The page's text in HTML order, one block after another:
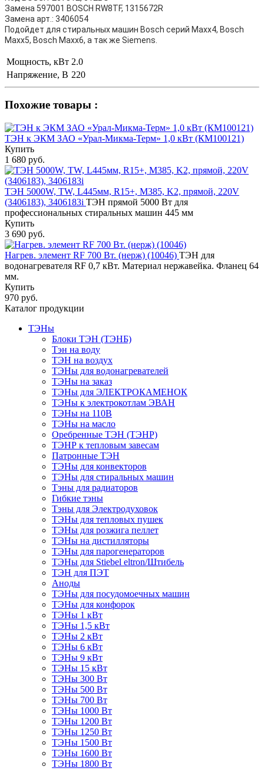
Замена 597001 BOSCH RW8TF, 1315672R
Замена арт.: 3406054
Подойдет для стиральных машин Bosch серий Maxx4, Bosch
Maxx5, Bosch Maxx6, а так же Siemens.
Мощность, кВт 2.0
Напряжение, В 220
Похожие товары :
ТЭН к ЭКМ ЗАО «Урал-Микма-Терм» 1,0 кВт (КМ100121)
Купить
1 680 руб.
ТЭН 5000W, TW, L445мм, R15+, M385, K2, прямой, 220V
(3406183), 3406183i ТЭН прямой 5000 Вт для
профессиональных стиральных машин 445 мм
Купить
3 690 руб.
Нагрев. элемент RF 700 Вт. (нерж) (10046) ТЭН для
водонагревателя RF 0,7 кВт. Материал нержавейка. Фланец 64
мм.
Купить
970 руб.
Каталог продукции
ТЭНы
Блоки ТЭН (ТЭНБ)
Тэн на воду
ТЭН на воздух
ТЭНы для водонагревателей
ТЭНы на заказ
ТЭНы для ЭЛЕКТРОКАМЕНОК
ТЭНы к электрокотлам ЭВАН
ТЭНы на 110В
ТЭНы на масло
Оребренные ТЭН (ТЭНР)
ТЭНР к тепловым завесам
Патронные ТЭН
ТЭНы для конвекторов
ТЭНы для стиральных машин
Тэны для радиаторов
Гибкие тэны
Тэны для Электродуховок
ТЭНы для тепловых пушек
ТЭНы для розжига пеллет
ТЭНы на дистилляторы
ТЭНы для парогенераторов
ТЭНы для Stiebel eltron/Штибель
ТЭН для ПЭТ
Аноды
ТЭНы для посудомоечных машин
ТЭНы для конфорок
ТЭНы 1 кВт
ТЭНы 1,5 кВт
ТЭНы 2 кВт
ТЭНы 6 кВт
ТЭНы 9 кВт
ТЭНы 15 кВт
ТЭНы 300 Вт
ТЭНы 500 Вт
ТЭНы 700 Вт
ТЭНы 1000 Вт
ТЭНы 1200 Вт
ТЭНы 1250 Вт
ТЭНы 1500 Вт
ТЭНы 1600 Вт
ТЭНы 1800 Вт